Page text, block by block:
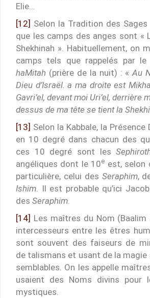
Elie…
[12] Selon la Tradition des Sages
que les camps des anges sont «
Shekhinah ». Habituellement, on
camps tels que rappelés par le
haMitah (prière de la nuit) : «Au
Dieu d’Israël. a ma droite est
Gavri’el, devant moi Uri’el, derrière
dessus de ma tête se tient la
[13] Selon la Kabbale, la Présence
en 10 degré dans chacun des
ces 10 degré sont les
angéliques dont le 10e est, selon
particulière, celui des Seraphim,
Ishim . Il est probable qu’ici
des Seraphim
[14] Les maîtres du Nom
intercesseurs entre les êtres
sont souvent des faiseurs de
de talismans et usant de la magie
semblables. On les appelle
usaient des Noms divins pour
mystiques.